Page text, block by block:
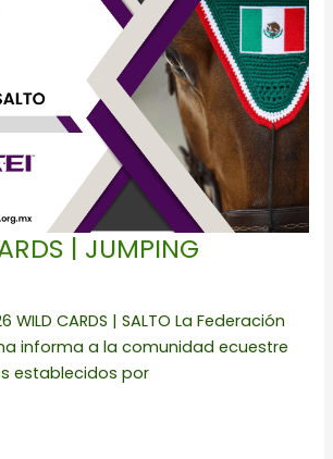
| JUMPING
WILD CARDS | SALTO La Federación
informa a la comunidad ecuestre
establecidos por